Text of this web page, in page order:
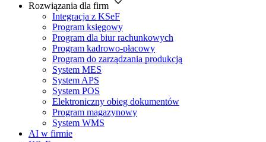
Rozwiązania dla firm
Integracja z KSeF
Program księgowy
Program dla biur rachunkowych
Program kadrowo-płacowy
Program do zarządzania produkcją
System MES
System APS
System POS
Elektroniczny obieg dokumentów
Program magazynowy
System WMS
AI w firmie